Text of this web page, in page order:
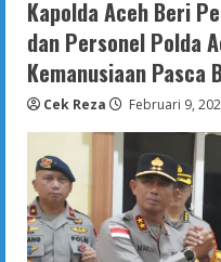
Lues
Selesaikan
Jembatan
Gantung
Dusun
Empat
Kapolda Aceh Beri
dan Personel Polda
Kemanusiaan Pasca
Cek Reza Februari 9,